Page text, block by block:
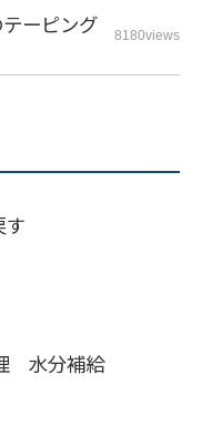
ーピング
8180views
す
水分補給